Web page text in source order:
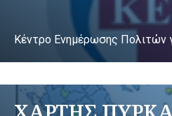
Κέντρο Ενημέρωσης Πολιτών